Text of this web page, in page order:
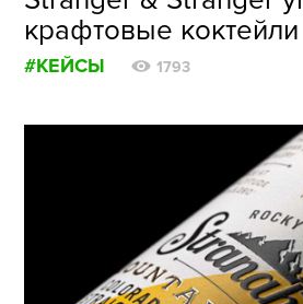
крафтовые
#КЕЙСЫ 1793
О ПРОЕКТЕ